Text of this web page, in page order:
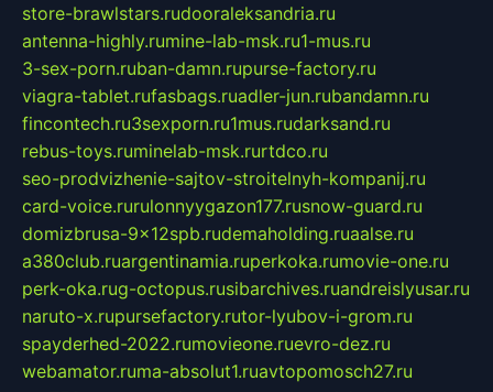
store-brawlstars.rudooraleksandria.ru
antenna-highly.rumine-lab-msk.ru1-mus.ru
3-sex-porn.ruban-damn.rupurse-factory.ru
viagra-tablet.rufasbags.ruadler-jun.rubandamn.ru
fincontech.ru3sexporn.ru1mus.rudarksand.ru
rebus-toys.ruminelab-msk.rurtdco.ru
seo-prodvizhenie-sajtov-stroitelnyh-kompanij.ru
card-voice.rurulonnyygazon177.rusnow-guard.ru
domizbrusa-9x12spb.rudemaholding.ruaalse.ru
a380club.ruargentinamia.ruperkoka.rumovie-one.ru
perk-oka.rug-octopus.rusibarchives.ruandreislyusar.ru
naruto-x.rupursefactory.rutor-lyubov-i-grom.ru
spayderhed-2022.rumovieone.ruevro-dez.ru
webamator.ruma-absolut1.ruavtopomosch27.ru